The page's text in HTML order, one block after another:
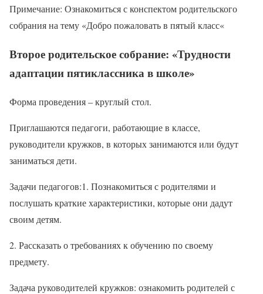
Примечание: Ознакомиться с конспектом родительского
собрания на тему «Добро пожаловать в пятый класс«
Второе родительское собрание: «Трудности
адаптации пятиклассника в школе»
Форма проведения – круглый стол.
Приглашаются педагоги, работающие в классе,
руководители кружков, в которых занимаются или будут
заниматься дети.
Задачи педагогов:1. Познакомиться с родителями и
послушать краткие характеристики, которые они дадут
своим детям.
2. Рассказать о требованиях к обучению по своему
предмету.
Задача руководителей кружков: ознакомить родителей с